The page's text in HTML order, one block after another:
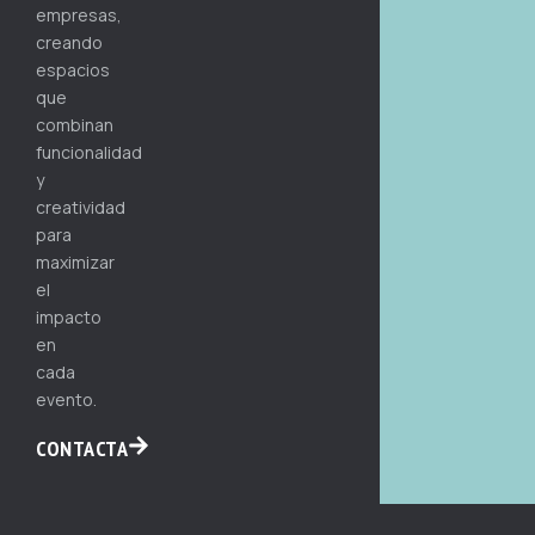
empresas,
creando
espacios
que
combinan
funcionalidad
y
creatividad
para
maximizar
el
impacto
en
cada
evento.
CONTACTA